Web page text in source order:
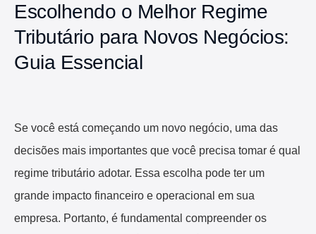
Escolhendo o Melhor Regime
Tributário para Novos Negócios:
Guia Essencial
Se você está começando um novo negócio, uma das
decisões mais importantes que você precisa tomar é qual
regime tributário adotar. Essa escolha pode ter um
grande impacto financeiro e operacional em sua
empresa. Portanto, é fundamental compreender os